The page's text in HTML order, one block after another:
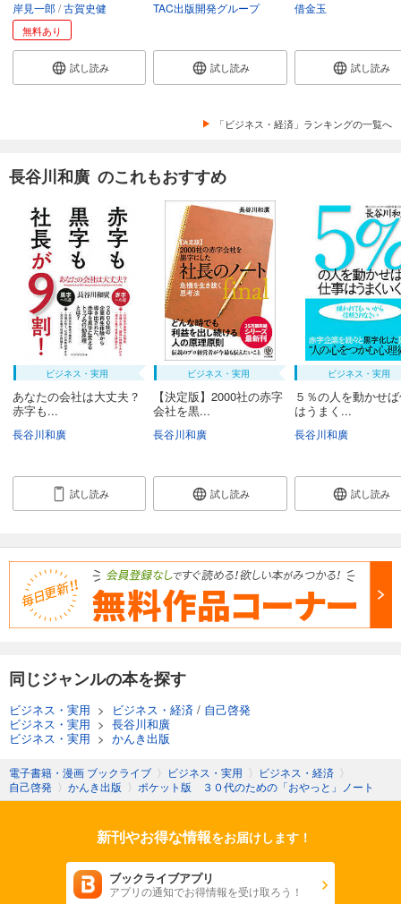
岸見一郎 古賀史健
無料あり
試し読み
TAC出版開発グループ
試し読み
借金玉
試し読み
「ビジネス・経済」ランキングの一覧へ
長谷川和廣 のこれもおすすめ
ビジネス・実用
あなたの会社は大丈夫？
赤字も...
長谷川和廣
試し読み
ビジネス・実用
【決定版】2000社の赤字
会社を黒...
長谷川和廣
試し読み
ビジネス・実用
５％の人を動かせ
はうまく...
長谷川和廣
試し読み
同じジャンルの本を探す
ビジネス・実用 > ビジネス・経済 / 自己啓発
ビジネス・実用 > 長谷川和廣
ビジネス・実用 > かんき出版
電子書籍・漫画 ブックライブ 〉 ビジネス・実用 〉 ビジネス・経済 〉
自己啓発 〉 かんき出版 〉 ポケット版 ３０代のための「おやっと」ノート
新刊やお得な情報をお届けします！
ブックライブアプリ
アプリの通知でお得情報を受け取ろう！